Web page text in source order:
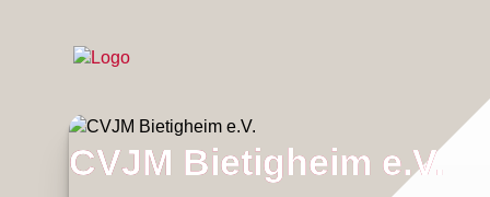
CVJM Bietigheim e.V.